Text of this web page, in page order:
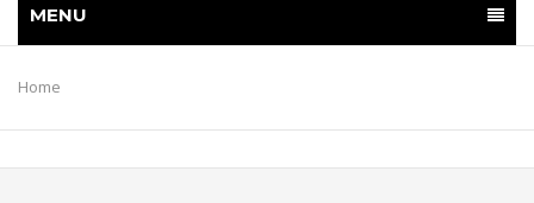
MENU
Home